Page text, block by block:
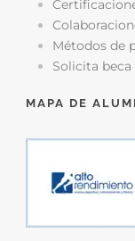
Métodos de
Solicita
MAPA DE